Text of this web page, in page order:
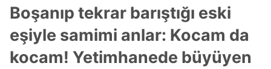
Boşanıp tekrar barıştığı eski
eşiyle samimi anlar: Kocam da
kocam! Yetimhanede büyüyen